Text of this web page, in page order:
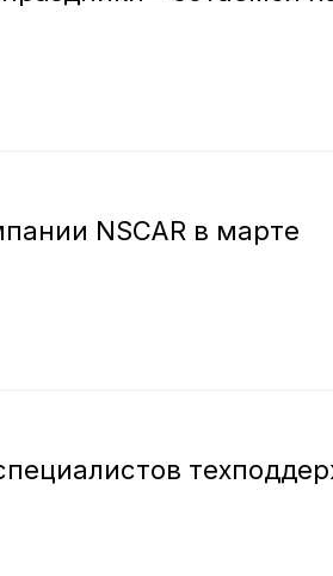
NSCAR в марте